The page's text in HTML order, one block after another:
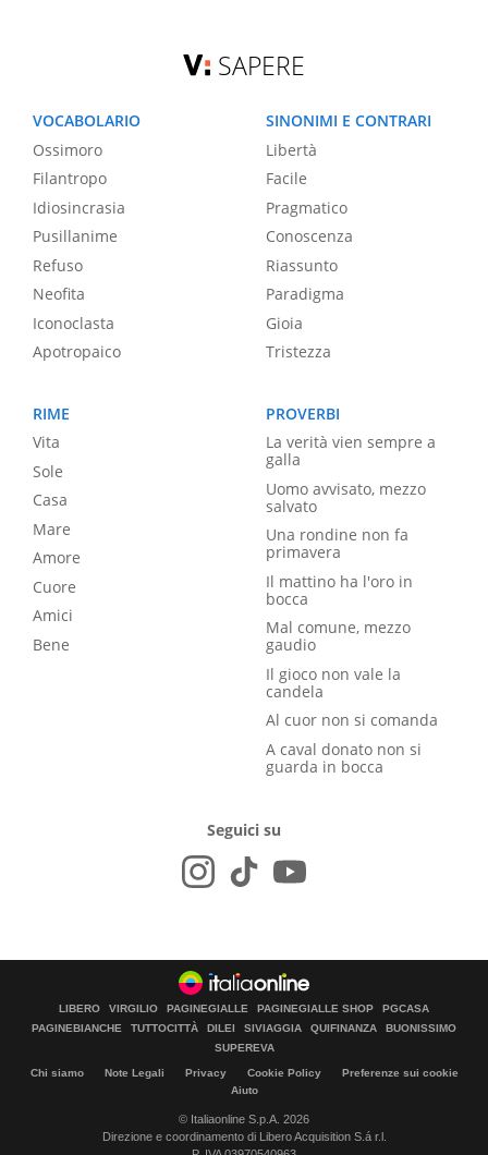
SAPERE
VOCABOLARIO
Ossimoro
Filantropo
Idiosincrasia
Pusillanime
Refuso
Neofita
Iconoclasta
Apotropaico
SINONIMI E CONTRARI
Libertà
Facile
Pragmatico
Conoscenza
Riassunto
Paradigma
Gioia
Tristezza
RIME
Vita
Sole
Casa
Mare
Amore
Cuore
Amici
Bene
PROVERBI
La verità vien sempre a
galla
Uomo avvisato, mezzo
salvato
Una rondine non fa
primavera
Il mattino ha l'oro in
bocca
Mal comune, mezzo
gaudio
Il gioco non vale la
candela
Al cuor non si comanda
A caval donato non si
guarda in bocca
Seguici su
LIBERO VIRGILIO PAGINEGIALLE PAGINEGIALLE SHOP
PGCASA
PAGINEBIANCHE
TUTTOCITTÀ DILEI SIVIAGGIA QUIFINANZA
BUONISSIMO
SUPEREVA
Chi siamo Note Legali Privacy Cookie Policy
Preferenze sui cookie
Aiuto
© Italiaonline S.p.A. 2026
Direzione e coordinamento di Libero Acquisition S.á r.l.